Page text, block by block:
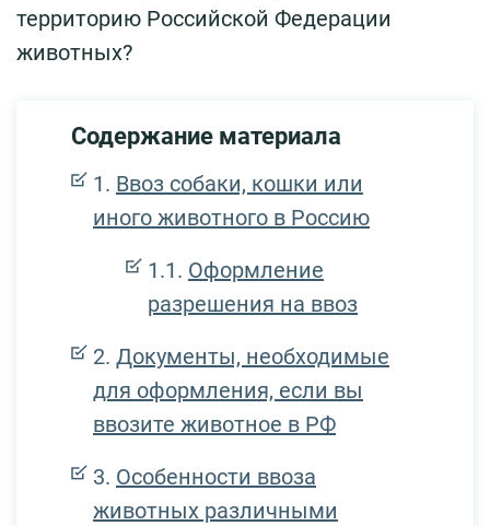
территорию Российской Федерации
животных?
Содержание материала
Ввоз собаки, кошки или
иного животного в Россию
Оформление
разрешения на ввоз
Документы, необходимые
для оформления, если вы
ввозите животное в РФ
Особенности ввоза
животных различными